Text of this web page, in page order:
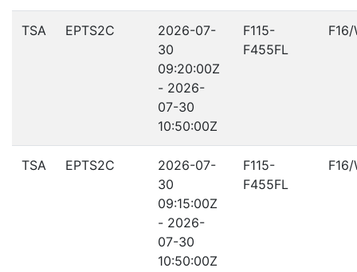
TSA EPTS2C
2026-07-
30
09:20:00Z
- 2026-
07-30
10:50:00Z
F115-
F455FL
F16/
TSA EPTS2C
2026-07-
30
09:15:00Z
- 2026-
07-30
10:50:00Z
F115-
F455FL
F16/